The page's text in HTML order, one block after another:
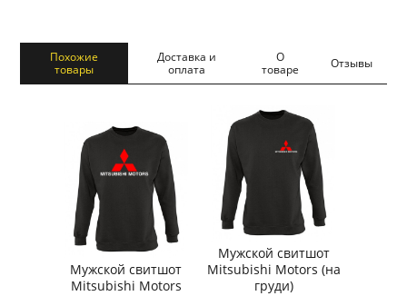
Похожие
товары
Доставка и
оплата
О
товаре
Отзывы
Мужской свитшот
Mitsubishi Motors
Мужской свитшот
Mitsubishi Motors (на
груди)